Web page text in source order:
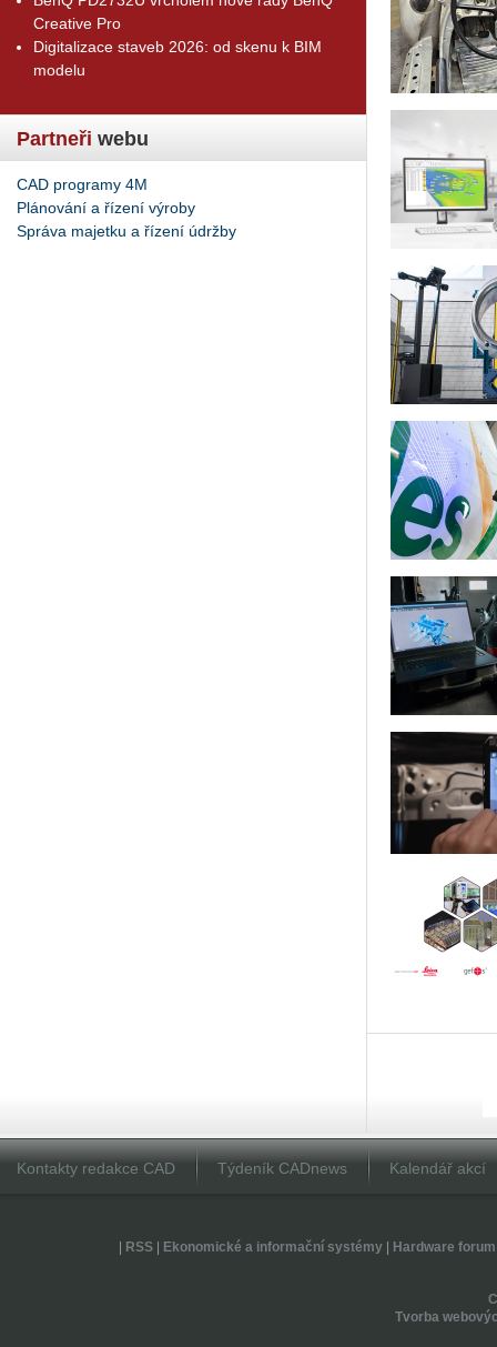
Creative Pro
Digitalizace staveb 2026: od skenu k BIM
modelu
Partneři webu
CAD programy 4M
Plánování a řízení výroby
Správa majetku a řízení údržby
Kontakty redakce CAD Týdeník CADnews Kalendář akcí
RSS| Ekonomické a informační systémy| Hardware forum
Tvorba